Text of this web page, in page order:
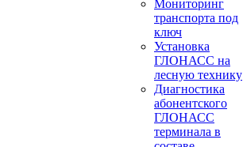
Мониторинг
транспорта под
ключ
Установка
ГЛОНАСС на
лесную технику
Диагностика
абонентского
ГЛОНАСС
терминала в